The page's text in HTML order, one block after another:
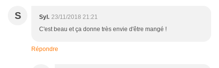
S Syl. 23/11/2018 21:21
C'est beau et ça donne très envie d'être mangé !
Répondre